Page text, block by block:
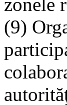
(9)